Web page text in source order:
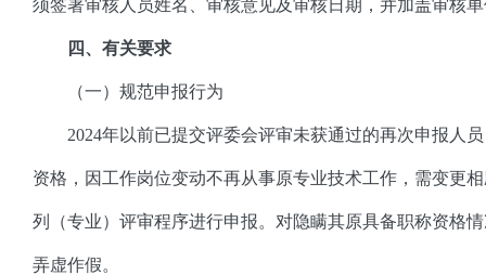
须签署审核人员姓名、审核意见及审核日期，并加盖审核
四、有关要求
（一）规范申报行为
2024年以前已提交评委会评审未获通过的再次申报人
资格，因工作岗位变动不再从事原专业技术工作，需变更
列（专业）评审程序进行申报。对隐瞒其原具备职称资格
弄虚作假。